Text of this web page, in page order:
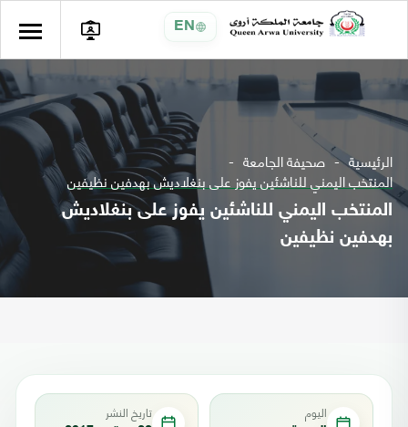
EN
الرئيسية صحيفة الجامعة
المنتخب اليمني للناشئين يفوز على بنغلاديش بهدفين نظيفين
المنتخب اليمني للناشئين يفوز على بنغلاديش
بهدفين نظيفين
اليوم تاريخ النشر